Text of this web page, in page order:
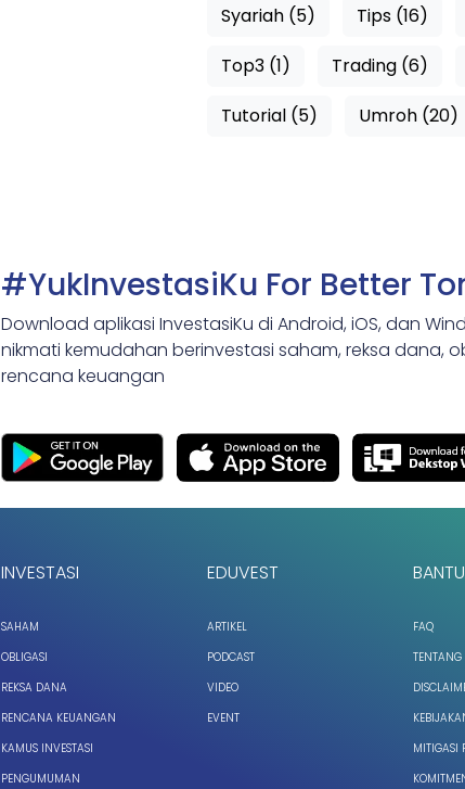
Syariah (5)
Tips (16)
Top3 (1)
Trading (6)
Tutorial (5)
Umroh (20)
#YukInvestasiKu For Better
Download aplikasi InvestasiKu di Android, iOS, dan
nikmati kemudahan berinvestasi saham, reksa dana,
rencana keuangan
INVESTASI
SAHAM
OBLIGASI
REKSA DANA
RENCANA KEUANGAN
KAMUS INVESTASI
PENGUMUMAN
EDUVEST
ARTIKEL
PODCAST
VIDEO
EVENT
FAQ
MITIGASI